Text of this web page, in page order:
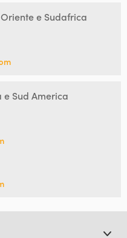
e Sudafrica
Sud America